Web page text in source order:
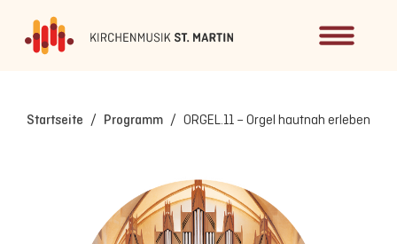
Startseite / Programm / ORGEL.11 – Orgel hautnah erleben